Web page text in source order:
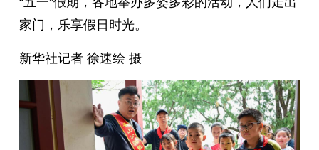
家门，乐享假日时光。
新华社记者 徐速绘 摄